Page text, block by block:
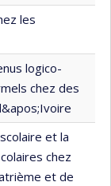
les
logico-
chez des
et la
chez
et de